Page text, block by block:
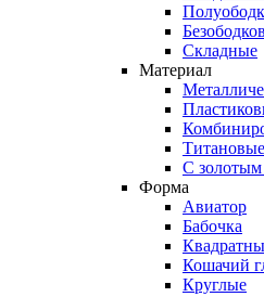
Складные
Материал
Титановые
С
Форма
Авиатор
Бабочка
Кошачий
Круглые